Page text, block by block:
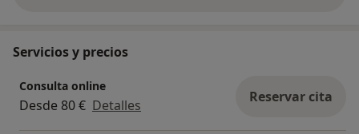
Servicios y precios
Consulta online
Desde 80 € Detalles Reservar cita